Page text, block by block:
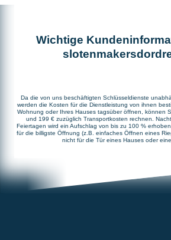
Wichtige
Da die von uns beschäftigten Schlüsseldienste
werden die Kosten für die Dienstleistung von ihnen
Wohnung oder Ihres Hauses tagsüber öffnen, können
und 199 € zuzüglich Transportkosten rechnen.
Feiertagen wird ein Aufschlag von bis zu 100 %
für die billigste Öffnung (z.B. einfaches Öffnen eines
nicht für die Tür eines Hauses oder